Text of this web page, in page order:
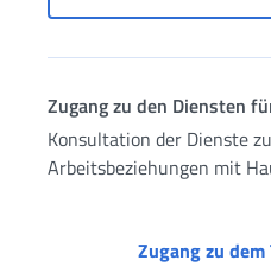
Zugang zu den Diensten
Konsultation der Dienste
Arbeitsbeziehungen mit
Zugang zu